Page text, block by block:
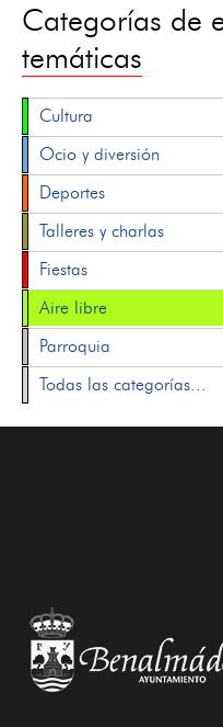
Categorías de
temáticas
Cultura
Ocio y diversión
Deportes
Talleres y charlas
Fiestas
Aire libre
Parroquia
Todas las categorías...